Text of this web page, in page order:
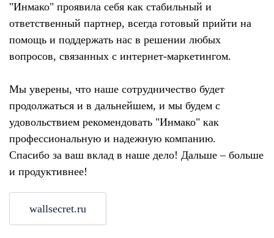
"Инмако" проявила себя как стабильный и
ответственный партнер, всегда готовый прийти на
помощь и поддержать нас в решении любых
вопросов, связанных с интернет-маркетингом.
Мы уверены, что наше сотрудничество будет
продолжаться и в дальнейшем, и мы будем с
удовольствием рекомендовать "Инмако" как
профессиональную и надежную компанию.
Спасибо за ваш вклад в наше дело! Дальше – больше
и продуктивнее!
wallsecret.ru